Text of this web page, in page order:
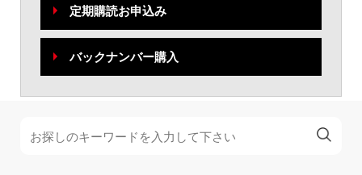
定期購読お申込み
バックナンバー購入